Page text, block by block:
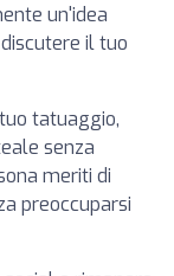
un'idea
il tuo
tatuaggio,
senza
meriti di
preoccuparsi